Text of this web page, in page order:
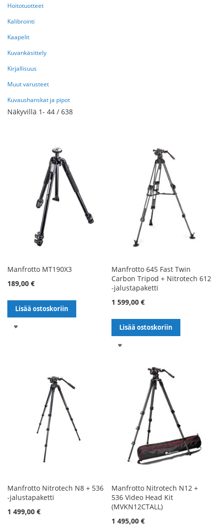
Näkyvillä 1- 44 / 638
Manfrotto MT190X3
189,00 €
Lisää ostoskoriin
Manfrotto 645 Fast Twin
Carbon Tripod + Nitrotech 612
-jalustapaketti
1 599,00 €
Lisää ostoskoriin
Manfrotto Nitrotech N8 + 536
-jalustapaketti
1 499,00 €
Manfrotto Nitrotech N12 +
536 Video Head Kit
(MVKN12CTALL)
1 495,00 €
Hoitotuotteet
Kalibrointi
Kaapelit
Kuvankäsittely
Kirjallisuus
Muut varusteet
Kuvaushanskat ja pipot